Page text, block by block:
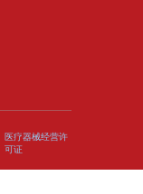
医疗器械经营许
可证